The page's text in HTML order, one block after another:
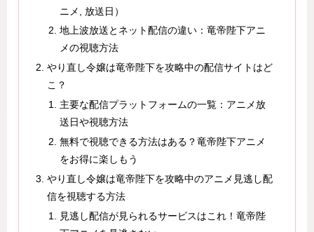
ニメ, 放送日）
地上波放送とネット配信の違い：竜帝陛下アニ
メの視聴方法
やり直し令嬢は竜帝陛下を攻略中の配信サイトはど
こ？
主要な配信プラットフォームの一覧：アニメ放
送日や視聴方法
無料で視聴できる方法はある？竜帝陛下アニメ
をお得に楽しもう
やり直し令嬢は竜帝陛下を攻略中のアニメ見逃し配
信を視聴する方法
見逃し配信が見られるサービスはこれ！竜帝陛